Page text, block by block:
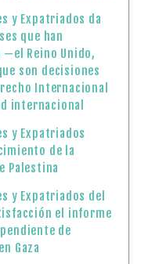
y Expatriados da
que han
—el Reino Unido,
son decisiones
Internacional
internacional
y Expatriados
de la
Palestina
y Expatriados del
el informe
de
Gaza